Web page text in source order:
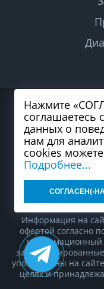
2026 ©
Согласие на
Разработка и
Информация на
офертой согласно
информационный
употреблены на
целях и
Нажмите
соглашаетесь
данных о
нам для
cookies
Подробнее...
СОГЛАСЕН(-